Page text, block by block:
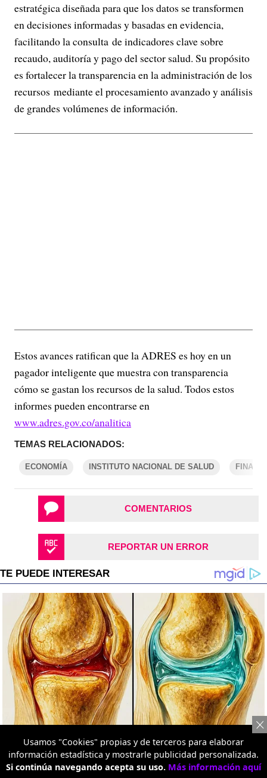
estratégica diseñada para que los datos se transformen
en decisiones informadas y basadas en evidencia,
facilitando la consulta de indicadores clave sobre
recaudo, auditoría y pago del sector salud. Su propósito
es fortalecer la transparencia en la administración de los
recursos mediante el procesamiento avanzado y análisis
de grandes volúmenes de información.
Estos avances ratifican que la ADRES es hoy en un
pagador inteligente que muestra con transparencia
cómo se gastan los recursos de la salud. Todos estos
informes pueden encontrarse en
www.adres.gov.co/analitica
TEMAS RELACIONADOS:
ECONOMÍA INSTITUTO NACIONAL DE SALUD
COMENTARIOS
REPORTAR UN ERROR
Usamos "Cookies" propias y de terceros para elaborar
información estadística y mostrarle publicidad personalizada.
Si continúa navegando acepta su uso. Más información aquí